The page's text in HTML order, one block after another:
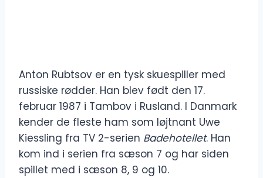
Anton Rubtsov er en tysk skuespiller med
russiske rødder. Han blev født den 17.
februar 1987 i Tambov i Rusland. I Danmark
kender de fleste ham som løjtnant Uwe
Kiessling fra TV 2-serien Badehotellet. Han
kom ind i serien fra sæson 7 og har siden
spillet med i sæson 8, 9 og 10.